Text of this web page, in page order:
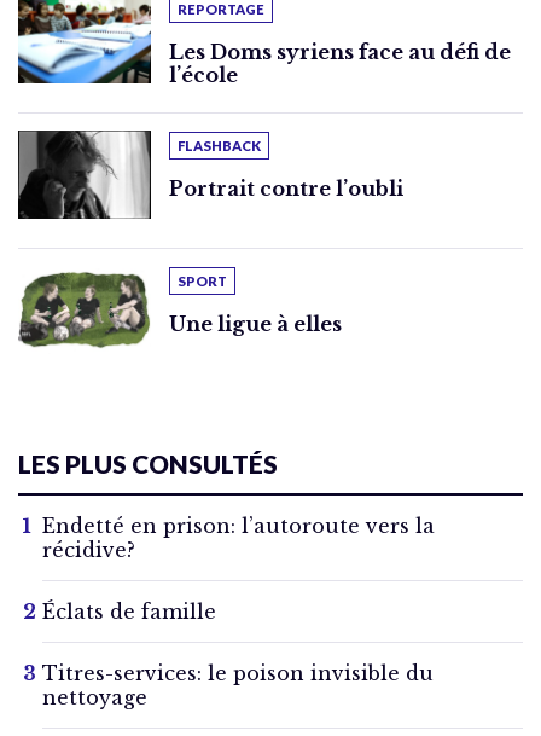
REPORTAGE
Les Doms syriens face au défi de
l’école
FLASHBACK
Portrait contre l’oubli
SPORT
Une ligue à elles
LES PLUS CONSULTÉS
Endetté en prison: l’autoroute vers la
récidive?
Éclats de famille
Titres-services: le poison invisible du
nettoyage